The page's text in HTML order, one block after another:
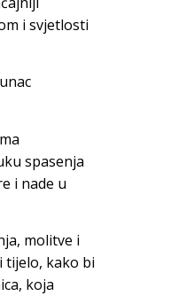
i svjetlosti
spasenja
i nade u
molitve i
tijelo, kako bi
koja